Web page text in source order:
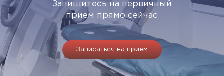
Запишитесь на первичный
прием прямо сейчас
Записаться на прием